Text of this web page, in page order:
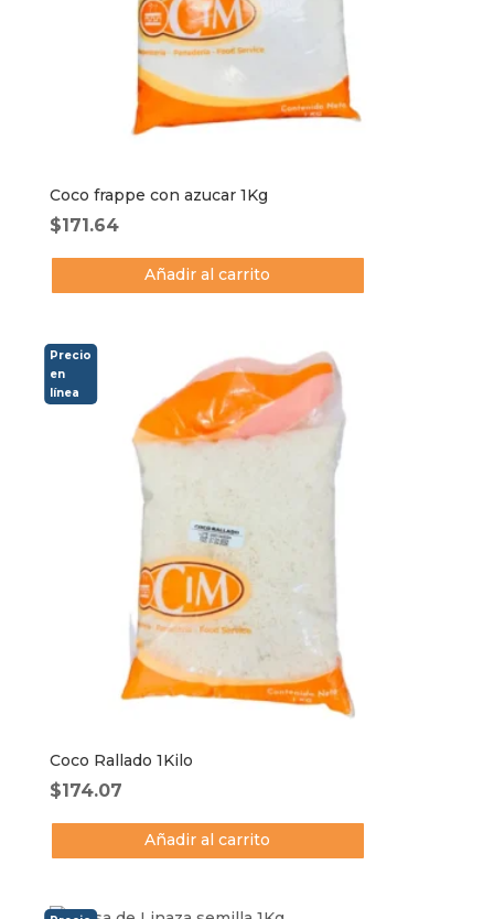
Coco frappe con azucar 1Kg
$171.64
Añadir al carrito
Coco Rallado 1Kilo
$174.07
Añadir al carrito